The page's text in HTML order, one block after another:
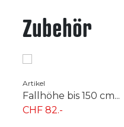
Zubehör
Artikel
Fallhöhe bis 150 cm...
CHF 82.-